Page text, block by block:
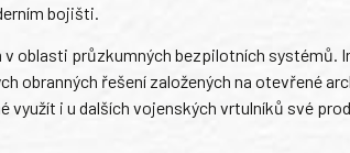
bojišti.
oblasti průzkumných bezpilotních systémů.
obranných řešení založených na otevřené
využít i u dalších vojenských vrtulníků své